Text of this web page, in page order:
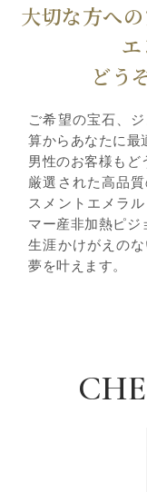
大切な方への
どう
ご希望の宝石、
算からあなたに最
男性のお客様もど
厳選された高品
スメントエメラ
マー産非加熱ピジ
生涯かけがえの
夢を叶えます。